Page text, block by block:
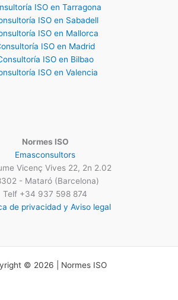
ISO en Tarragona
ISO en Sabadell
ISO en Mallorca
ISO en Madrid
ISO en Bilbao
ISO en Valencia
Normes ISO
Emasconsultors
Vicenç Vives 22, 2n 2.02
- Mataró (Barcelona)
Telf +34 937 598 874
de privacidad y Aviso legal
© 2026 | Normes ISO